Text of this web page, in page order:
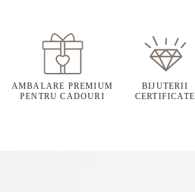
AMBALARE PREMIUM
PENTRU CADOURI
BIJUTERII
CERTIFICATE